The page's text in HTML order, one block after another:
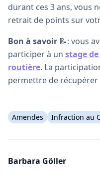
durant ces 3 ans, vous
retrait de points sur
Bon à savoir 📝: vous
participer à un stage
routière. La
permettre de
Amendes Infraction au
Barbara Göller